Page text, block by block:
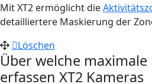
Mit XT2 ermöglicht die
detailliertere Maskierung der
Löschen
Über welche
erfassen XT2 Kameras